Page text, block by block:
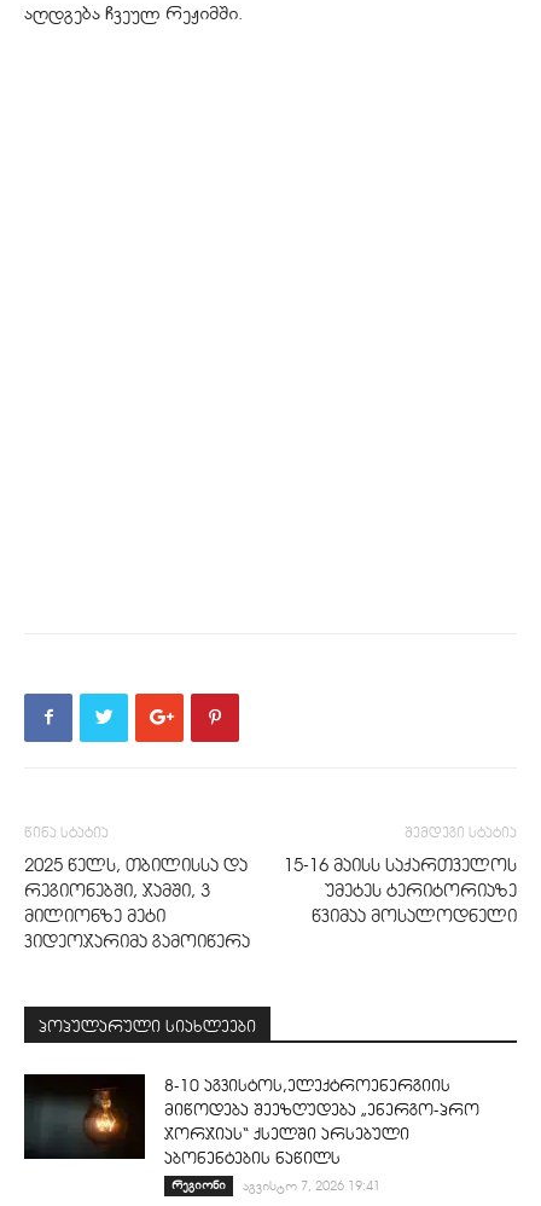
აღდგება ჩვეულ რეჟიმში.
წინა სტატია
2025 წელს, თბილისსა და
რეგიონებში, ჯამში, 3
მილიონზე მეტი
ვიდეოჯარიმა გამოიწერა
შემდეგი სტატია
15-16 მაისს საქართველოს
უმეტეს ტერიტორიაზე
წვიმაა მოსალოდნელი
პოპულარული სიახლეები
8-10 აგვისტოს,ელექტროენერგიის
მიწოდება შეეზღუდება „ენერგო-პრო
ჯორჯიას“ ქსელში არსებული
აბონენტების ნაწილს
რეგიონი აგვისტო 7, 2026 19:41